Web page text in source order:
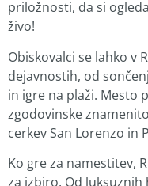
priložnosti, da si
živo!
Obiskovalci se lahko v
dejavnostih, od
in igre na plaži. Mesto
zgodovinske
cerkev San Lorenzo in
Ko gre za namestitev,
za izbiro. Od